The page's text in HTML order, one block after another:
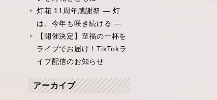
灯花 11周年感謝祭 ― 灯
は、今年も咲き続ける ―
【開催決定】至福の一杯を
ライブでお届け！TikTokラ
イブ配信のお知らせ
アーカイブ